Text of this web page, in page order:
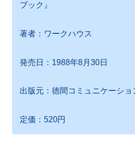
ブック』
著者：ワークハウス
発売日：1988年8月30日
出版元：徳間コミュニケーショ
定価：520円